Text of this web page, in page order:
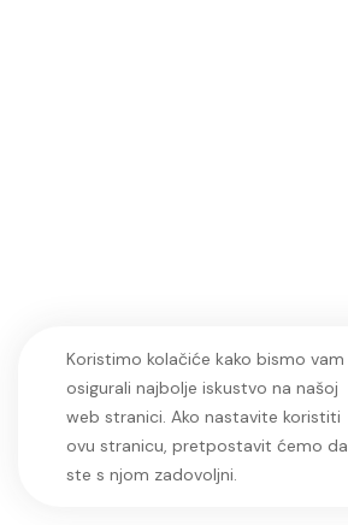
Koristimo kolačiće kako bismo vam
osigurali najbolje iskustvo na našoj
web stranici. Ako nastavite koristiti
ovu stranicu, pretpostavit ćemo da
ste s njom zadovoljni.